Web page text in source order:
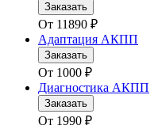
Заказать
От 11890 ₽
Адаптация АКПП
Заказать
От 1000 ₽
Диагностика АКПП
Заказать
От 1990 ₽